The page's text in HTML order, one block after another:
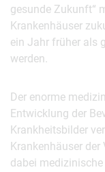
gesunde Zukunft“
Krankenhäuser
ein Jahr früher als
werden.
Der enorme
Entwicklung der
Krankheitsbilder
Krankenhäuser der
dabei